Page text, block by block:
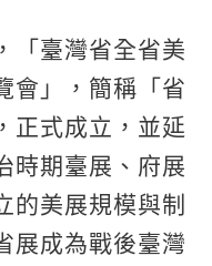
「臺灣省全省美
會」，簡稱「省
正式成立，並延
時期臺展、府展
的美展規模與制
展成為戰後臺灣